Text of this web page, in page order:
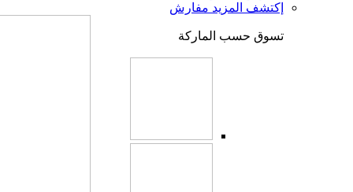
إكتشف المزيد مفارش
تسوق حسب الماركة